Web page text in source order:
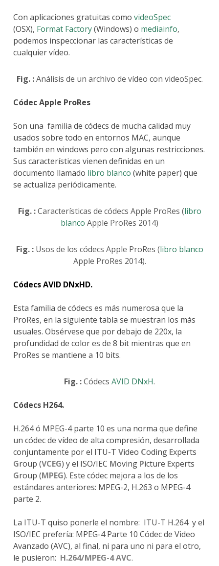
Con aplicaciones gratuitas como videoSpec
(OSX), Format Factory(Windows) o mediainfo,
podemos inspeccionar las características de
cualquier vídeo.
Fig. :Análisis de un archivo de vídeo con videoSpec.
Códec Apple ProRes
Son una familia de códecs de mucha calidad muy
usados sobre todo en entornos MAC, aunque
también en windows pero con algunas restricciones.
Sus características vienen definidas en un
documento llamado libro blanco (white paper) que
se actualiza periódicamente.
Fig. :Características de códecs Apple ProRes (libro
blanco Apple ProRes 2014)
Fig. :Usos de los códecs Apple ProRes (libro blanco
Apple ProRes 2014).
Códecs AVID DNxHD.
Esta familia de códecs es más numerosa que la
ProRes, en la siguiente tabla se muestran los más
usuales. Obsérvese que por debajo de 220x, la
profundidad de color es de 8 bit mientras que en
ProRes se mantiene a 10 bits.
Fig. :Códecs AVID DNxH.
Códecs H264.
H.264 ó MPEG-4 parte 10 es una norma que define
un códec de vídeo de alta compresión, desarrollada
conjuntamente por el ITU-T Video Coding Experts
Group (VCEG) y el ISO/IEC Moving Picture Experts
Group (MPEG). Este códec mejora a los de los
estándares anteriores: MPEG-2, H.263 o MPEG-4
parte 2.
La ITU-T quiso ponerle el nombre: ITU-T H.264 y el
ISO/IEC prefería: MPEG-4 Parte 10 Códec de Video
Avanzado (AVC), al final, ni para uno ni para el otro,
le pusieron: H.264/MPEG-4 AVC.